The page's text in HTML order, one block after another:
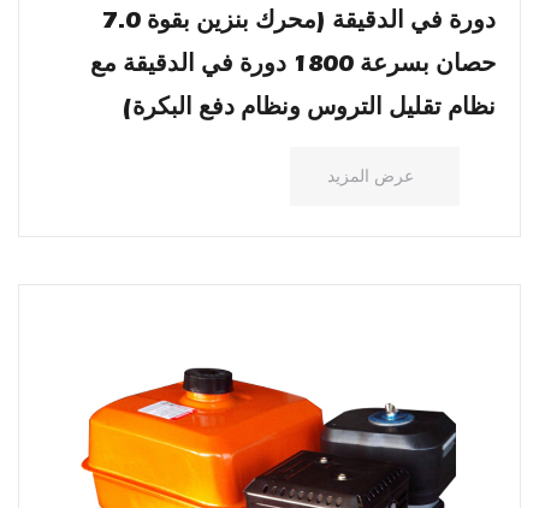
دورة في الدقيقة (محرك بنزين بقوة 7.0
حصان بسرعة 1800 دورة في الدقيقة مع
نظام تقليل التروس ونظام دفع البكرة)
عرض المزيد